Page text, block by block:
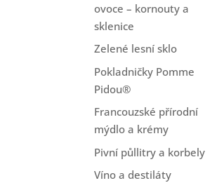
ovoce – kornouty a
sklenice
Zelené lesní sklo
Pokladničky Pomme
Pidou®
Francouzské přírodní
mýdlo a krémy
Pivní půllitry a korbely
Víno a destiláty